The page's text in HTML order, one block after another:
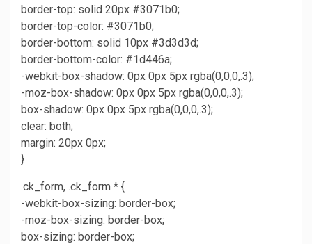
border-top: solid 20px #3071b0;
border-top-color: #3071b0;
border-bottom: solid 10px #3d3d3d;
border-bottom-color: #1d446a;
-webkit-box-shadow: 0px 0px 5px rgba(0,0,0,.3);
-moz-box-shadow: 0px 0px 5px rgba(0,0,0,.3);
box-shadow: 0px 0px 5px rgba(0,0,0,.3);
clear: both;
margin: 20px 0px;
}
.ck_form, .ck_form * {
-webkit-box-sizing: border-box;
-moz-box-sizing: border-box;
box-sizing: border-box;